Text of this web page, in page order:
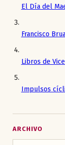
El Día del
Francisco
Libros de
Impulsos
ARCHIVO